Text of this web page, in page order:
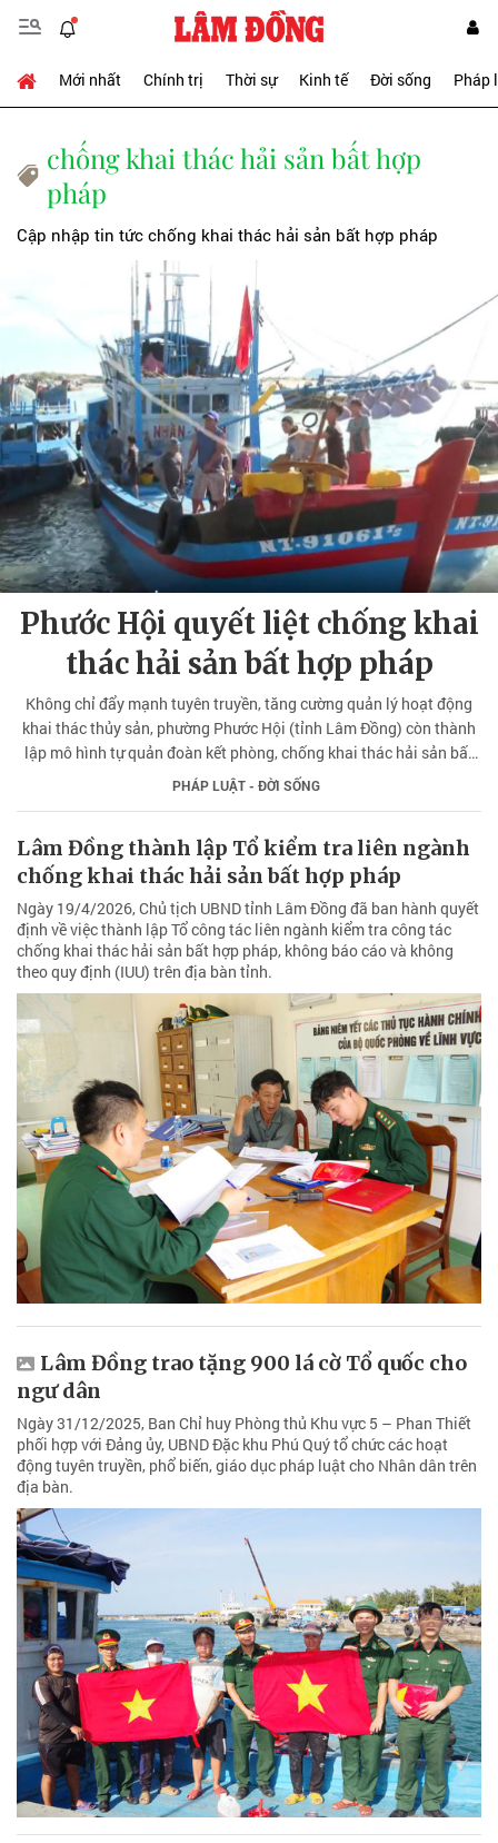
Mới nhất Chính trị Thời sự Kinh tế Đời sống Pháp
chống khai thác hải sản bất hợp
pháp
Cập nhập tin tức chống khai thác hải sản bất hợp pháp
Phước Hội quyết liệt chống khai
thác hải sản bất hợp pháp
Không chỉ đẩy mạnh tuyên truyền, tăng cường quản lý hoạt động
khai thác thủy sản, phường Phước Hội (tỉnh Lâm Đồng) còn thành
lập mô hình tự quản đoàn kết phòng, chống khai thác hải sản bất
hợp pháp (IUU). Nhờ đó, địa phương không có tàu cá vi phạm khai
thác hải sản bất hợp pháp ở vùng biển nước ngoài.
PHÁP LUẬT - ĐỜI SỐNG
Lâm Đồng thành lập Tổ kiểm tra liên ngành
chống khai thác hải sản bất hợp pháp
Ngày 19/4/2026, Chủ tịch UBND tỉnh Lâm Đồng đã ban hành quyết
định về việc thành lập Tổ công tác liên ngành kiểm tra công tác
chống khai thác hải sản bất hợp pháp, không báo cáo và không
theo quy định (IUU) trên địa bàn tỉnh.
Lâm Đồng trao tặng 900 lá cờ Tổ quốc cho
ngư dân
Ngày 31/12/2025, Ban Chỉ huy Phòng thủ Khu vực 5 – Phan Thiết
phối hợp với Đảng ủy, UBND Đặc khu Phú Quý tổ chức các hoạt
động tuyên truyền, phổ biến, giáo dục pháp luật cho Nhân dân trên
địa bàn.